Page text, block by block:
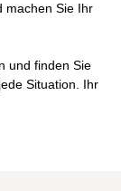
machen Sie Ihr
und finden Sie
Situation. Ihr